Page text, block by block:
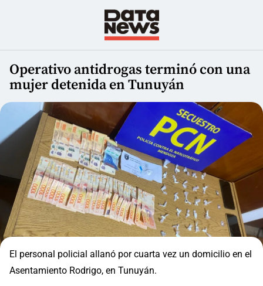
Operativo antidrogas terminó con una
mujer detenida en Tunuyán
El personal policial allanó por cuarta vez un domicilio en el
Asentamiento Rodrigo, en Tunuyán.